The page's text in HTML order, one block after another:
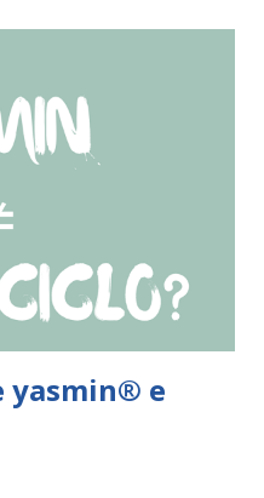
o 18° e o 24°
nova cartela ou carteira
e o 26° comprimido a
yasmin® e